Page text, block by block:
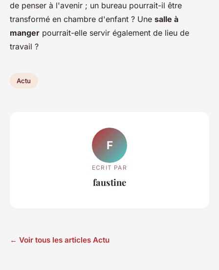
de penser à l'avenir ; un bureau pourrait-il être
transformé en chambre d'enfant ? Une salle à
manger pourrait-elle servir également de lieu de
travail ?
Actu
F
ECRIT PAR
faustine
← Voir tous les articles Actu